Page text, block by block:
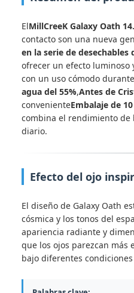
ElMillCreeK Galaxy Oath
contacto son una nueva
en la serie de desechables
ofrecer un efecto luminoso
con un uso cómodo
agua del 55%,Antes de
convenienteEmbalaje de
combina el rendimiento de
diario.
Efecto del ojo
El diseño de Galaxy Oath
cósmica y los tonos del
apariencia radiante y
que los ojos parezcan más
bajo diferentes